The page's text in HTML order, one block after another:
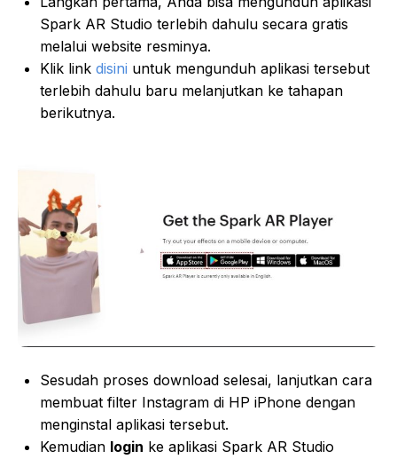
Spark AR Studio terlebih dahulu secara gratis
melalui website resminya.
Klik link disini untuk mengunduh aplikasi tersebut
terlebih dahulu baru melanjutkan ke tahapan
berikutnya.
Sesudah proses download selesai, lanjutkan cara
membuat filter Instagram di HP iPhone dengan
menginstal aplikasi tersebut.
Kemudian login ke aplikasi Spark AR Studio